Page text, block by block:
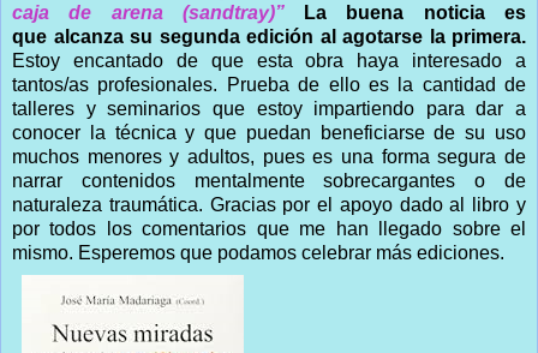
caja de arena (sandtray)”
La buena noticia es
que alcanza su segunda edición al agotarse la primera.
Estoy encantado de que esta obra haya interesado a
tantos/as profesionales. Prueba de ello es la cantidad de
talleres y seminarios que estoy impartiendo para dar a
conocer la técnica y que puedan beneficiarse de su uso
muchos menores y adultos, pues es una forma segura de
narrar contenidos mentalmente sobrecargantes o de
naturaleza traumática. Gracias por el apoyo dado al libro y
por todos los comentarios que me han llegado sobre el
mismo. Esperemos que podamos celebrar más ediciones.